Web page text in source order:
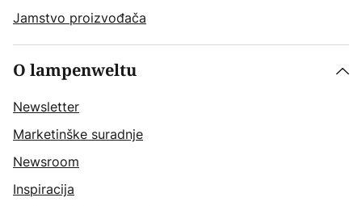
Jamstvo proizvođača
O lampenweltu
Newsletter
Marketinške suradnje
Newsroom
Inspiracija